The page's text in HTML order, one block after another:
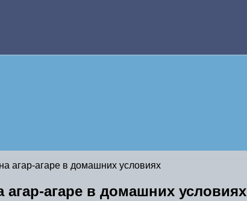
агар-агаре в домашних условиях
агаре в домашних условиях